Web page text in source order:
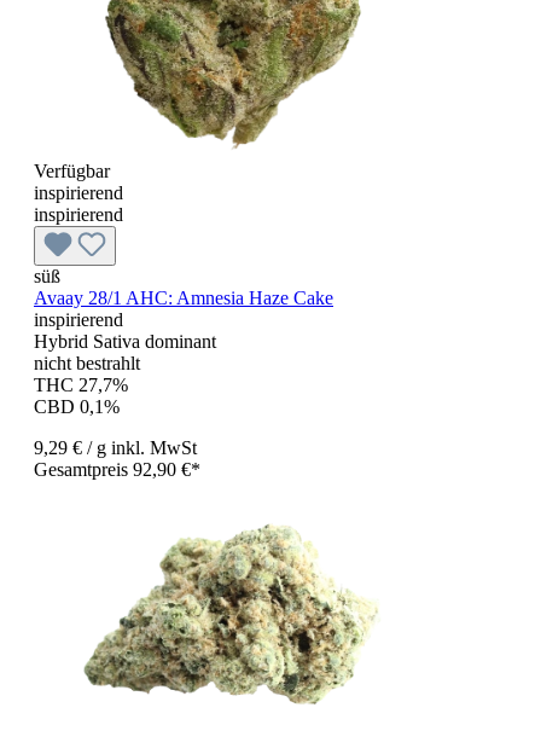
Verfügbar
inspirierend
inspirierend
süß
Avaay 28/1 AHC: Amnesia Haze Cake
inspirierend
Hybrid Sativa dominant
nicht bestrahlt
THC 27,7%
CBD 0,1%
9,29 € / g inkl. MwSt
Gesamtpreis 92,90 €*